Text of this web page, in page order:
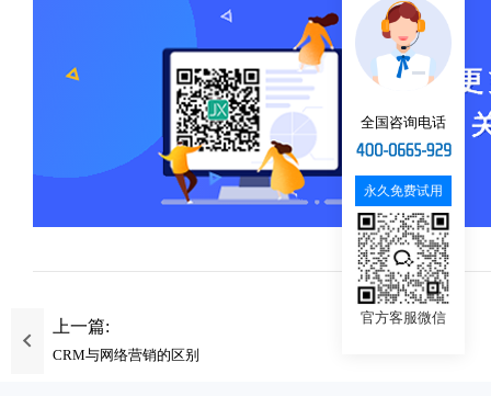
上一篇:
CRM与网络营销的区别
全国咨询电话
永久免费试用
官方客服微信